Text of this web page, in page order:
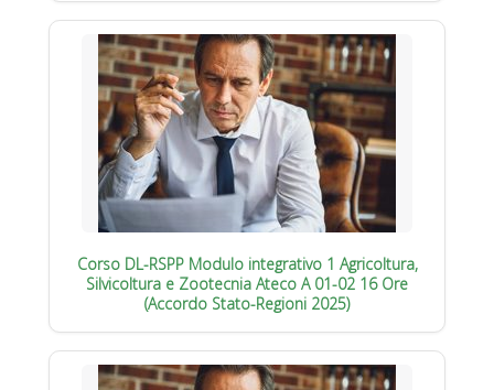
Corso DL-RSPP Modulo integrativo 1 Agricoltura,
Silvicoltura e Zootecnia Ateco A 01-02 16 Ore
(Accordo Stato-Regioni 2025)